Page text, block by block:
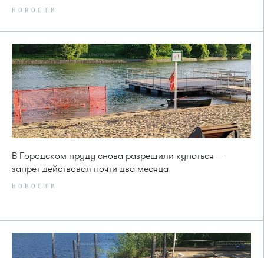
НОВОСТИ
В Городском пруду снова разрешили купаться —
запрет действовал почти два месяца
НОВОСТИ